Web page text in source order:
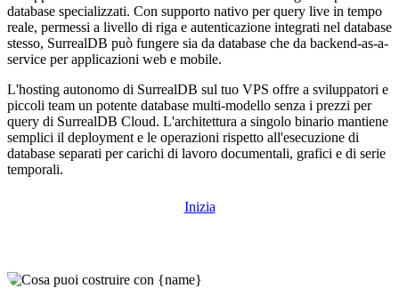
database specializzati. Con supporto nativo per query live in tempo
reale, permessi a livello di riga e autenticazione integrati nel database
stesso, SurrealDB può fungere sia da database che da backend-as-a-
service per applicazioni web e mobile.
L'hosting autonomo di SurrealDB sul tuo VPS offre a sviluppatori e
piccoli team un potente database multi-modello senza i prezzi per
query di SurrealDB Cloud. L'architettura a singolo binario mantiene
semplici il deployment e le operazioni rispetto all'esecuzione di
database separati per carichi di lavoro documentali, grafici e di serie
temporali.
Inizia